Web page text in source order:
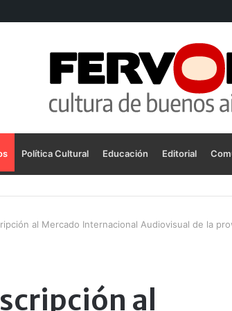
Política Cultural Educación Editorial
al Mercado Internacional Audiovisual de la
al